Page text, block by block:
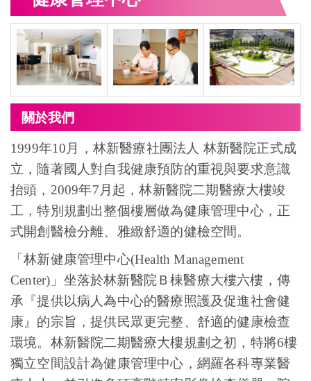
關於我們
1999年10月，林新醫療社團法人 林新醫院正式成
立，隨著國人對自我健康預防的重視與要求意識
抬頭，2009年7月起，林新醫院二期醫療大樓竣
工，特別規劃出整個樓層做為健康管理中心，正
式開創醫檢分離、雅緻舒適的健檢空間。
「林新健康管理中心(Health Management
Center)」坐落於林新醫院Ｂ棟醫療大樓六樓，傳
承『提供以病人為中心的醫療照護及促進社會健
康』的宗旨，提供民眾更完整、舒適的健康檢查
環境。林新醫院二期醫療大樓規劃之初，特將6樓
獨立空間設計為健康管理中心，網羅各科專業醫